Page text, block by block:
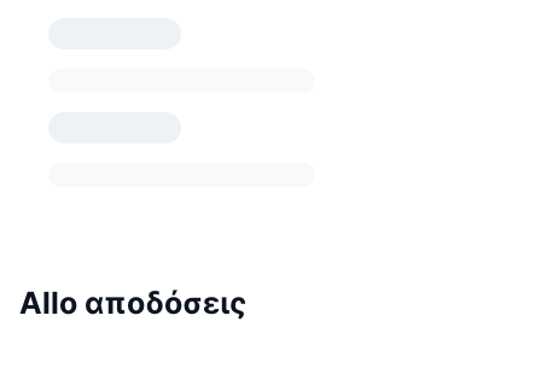
Allo αποδόσεις